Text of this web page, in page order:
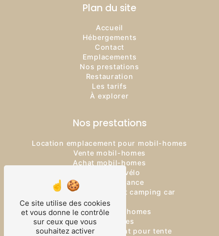
Plan du site
Accueil
Hébergements
Contact
Emplacements
Nos prestations
Restauration
Les tarifs
À explorer
Nos prestations
Location emplacement pour mobil-homes
Vente mobil-homes
Achat mobil-homes
Location de vélo
Logement vacance
Location emplacement camping car
Camping
Location mobil-homes
Mobil-homes
Location emplacement pour tente
Ce site utilise des cookies
et vous donne le contrôle
sur ceux que vous
souhaitez activer